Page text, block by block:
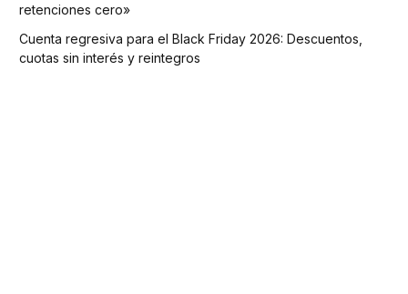
retenciones cero»
Cuenta regresiva para el Black Friday 2026: Descuentos,
cuotas sin interés y reintegros